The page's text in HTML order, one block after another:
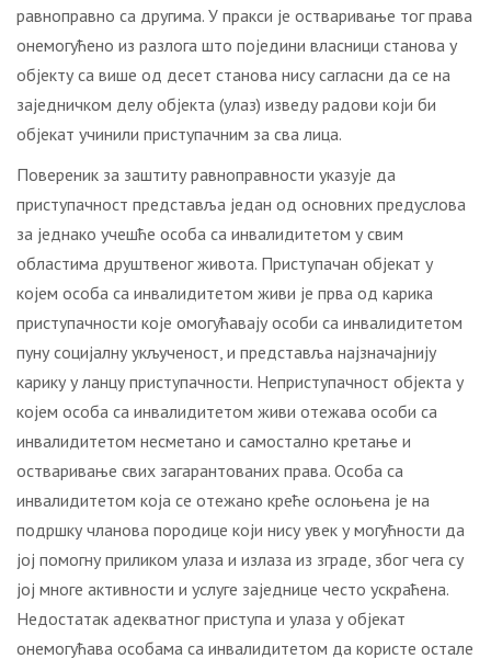
равноправно са другима. У пракси је остваривање тог права
онемогућено из разлога што поједини власници станова у
објекту са више од десет станова нису сагласни да се на
заједничком делу објекта (улаз) изведу радови који би
објекат учинили приступачним за сва лица.
Повереник за заштиту равноправности указује да
приступачност представља један од основних предуслова
за једнако учешће особа са инвалидитетом у свим
областима друштвеног живота. Приступачан објекат у
којем особа са инвалидитетом живи је прва од карика
приступачности које омогућавају особи са инвалидитетом
пуну социјалну укљученост, и представља најзначајнију
карику у ланцу приступачности. Неприступачност објекта у
којем особа са инвалидитетом живи отежава особи са
инвалидитетом несметано и самостално кретање и
остваривање свих загарантованих права. Особа са
инвалидитетом која се отежано креће ослоњена је на
подршку чланова породице који нису увек у могућности да
јој помогну приликом улаза и излаза из зграде, због чега су
јој многе активности и услуге заједнице често ускраћена.
Недостатак адекватног приступа и улаза у објекат
онемогућава особама са инвалидитетом да користе остале